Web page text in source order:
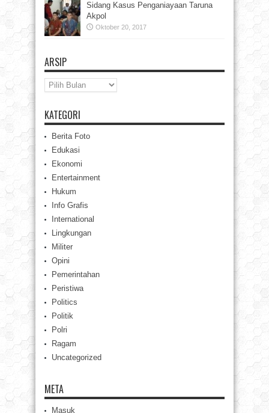
Sidang Kasus Penganiayaan Taruna
Akpol
Oktober 20, 2017
ARSIP
Arsip
KATEGORI
Berita Foto
Edukasi
Ekonomi
Entertainment
Hukum
Info Grafis
International
Lingkungan
Militer
Opini
Pemerintahan
Peristiwa
Politics
Politik
Polri
Ragam
Uncategorized
META
Masuk